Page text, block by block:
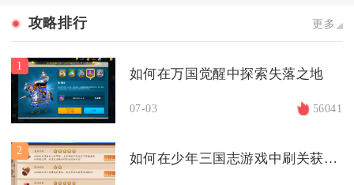
攻略排行 更多
1
如何在万国觉醒中探索失落之地
07-03 56041
2
如何在少年三国志游戏中刷关获取更多资源